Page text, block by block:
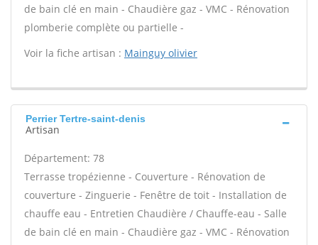
de bain clé en main - Chaudière gaz - VMC - Rénovation
plomberie complète ou partielle -
Voir la fiche artisan : Mainguy olivier
Perrier Tertre-saint-denis
Artisan
Département: 78
Terrasse tropézienne - Couverture - Rénovation de
couverture - Zinguerie - Fenêtre de toit - Installation de
chauffe eau - Entretien Chaudière / Chauffe-eau - Salle
de bain clé en main - Chaudière gaz - VMC - Rénovation